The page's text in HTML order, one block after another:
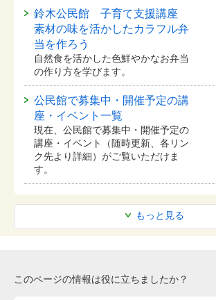
もっと見る
鈴木公民館 子育て支援講座
素材の味を活かしたカラフル弁
当を作ろう
自然食を活かした色鮮やかなお弁当
の作り方を学びます。
公民館で募集中・開催予定の講
座・イベント一覧
現在、公民館で募集中・開催予定の
講座・イベント（随時更新、各リン
ク先より詳細）がご覧いただけま
す。
このページの情報は役に立ちましたか？